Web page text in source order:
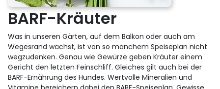
BARF-Kräuter
Was in unseren Gärten, auf dem Balkon oder auch am
Wegesrand wächst, ist von so manchem Speiseplan nicht
wegzudenken. Genau wie Gewürze geben Kräuter einem
Gericht den letzten Feinschliff. Gleiches gilt auch bei der
BARF-Ernährung des Hundes. Wertvolle Mineralien und